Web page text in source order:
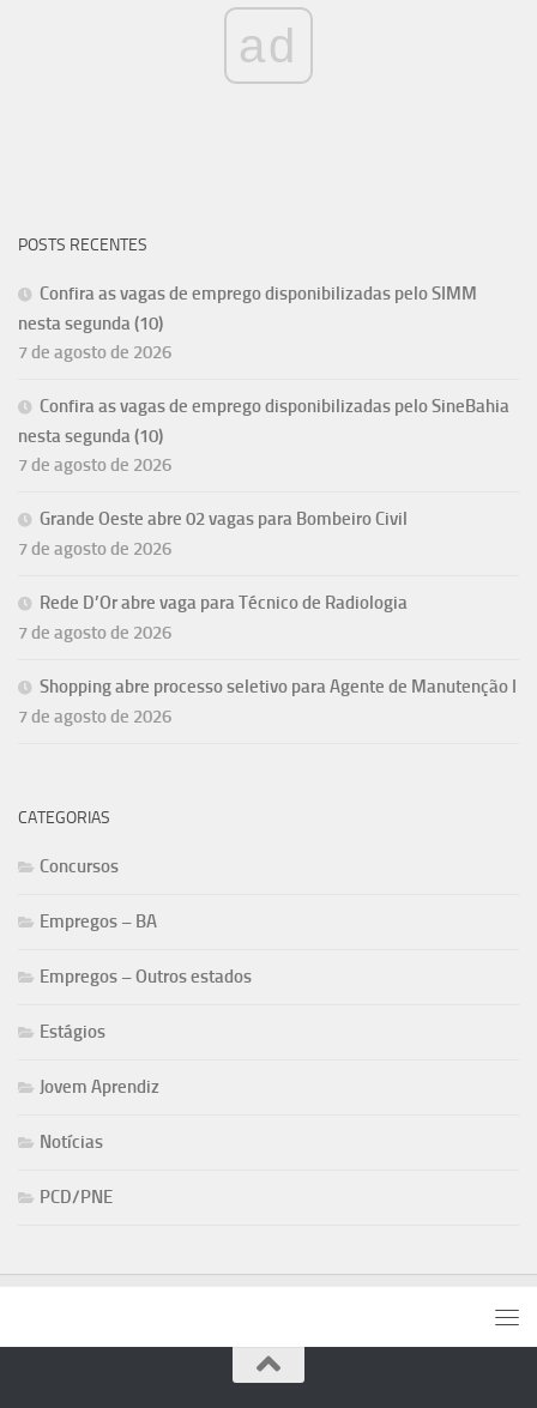
ad
POSTS RECENTES
Confira as vagas de emprego disponibilizadas pelo SIMM
nesta segunda (10)
7 de agosto de 2026
Confira as vagas de emprego disponibilizadas pelo SineBahia
nesta segunda (10)
7 de agosto de 2026
Grande Oeste abre 02 vagas para Bombeiro Civil
7 de agosto de 2026
Rede D’Or abre vaga para Técnico de Radiologia
7 de agosto de 2026
Shopping abre processo seletivo para Agente de Manutenção I
7 de agosto de 2026
CATEGORIAS
Concursos
Empregos – BA
Empregos – Outros estados
Estágios
Jovem Aprendiz
Notícias
PCD/PNE